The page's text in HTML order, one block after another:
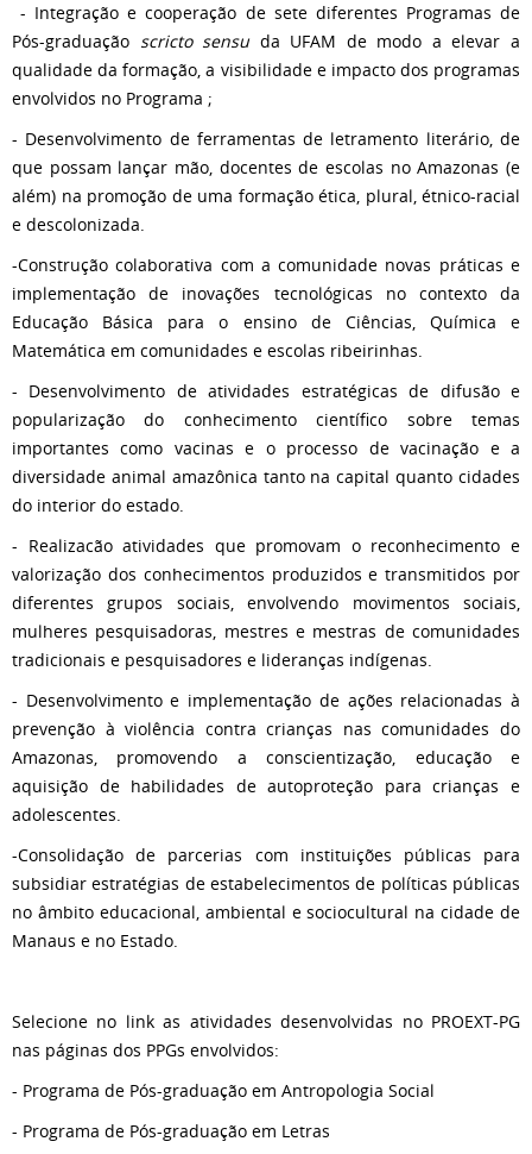
- Integração e cooperação de sete diferentes Programas de
Pós-graduação scricto sensuda UFAM de modo a elevar a
qualidade da formação, a visibilidade e impacto dos programas
envolvidos no Programa ;
- Desenvolvimento de ferramentas de letramento literário, de
que possam lançar mão, docentes de escolas no Amazonas (e
além) na promoção de uma formação ética, plural, étnico-racial
e descolonizada.
-Construção colaborativa com a comunidade novas práticas e
implementação de inovações tecnológicas no contexto da
Educação Básica para o ensino de Ciências, Química e
Matemática em comunidades e escolas ribeirinhas.
- Desenvolvimento de atividades estratégicas de difusão e
popularização do conhecimento científico sobre temas
importantes como vacinas e o processo de vacinação e a
diversidade animal amazônica tanto na capital quanto cidades
do interior do estado.
- Realizacão atividades que promovam o reconhecimento e
valorização dos conhecimentos produzidos e transmitidos por
diferentes grupos sociais, envolvendo movimentos sociais,
mulheres pesquisadoras, mestres e mestras de comunidades
tradicionais e pesquisadores e lideranças indígenas.
- Desenvolvimento e implementação de ações relacionadas à
prevenção à violência contra crianças nas comunidades do
Amazonas, promovendo a conscientização, educação e
aquisição de habilidades de autoproteção para crianças e
adolescentes.
-Consolidação de parcerias com instituições públicas para
subsidiar estratégias de estabelecimentos de políticas públicas
no âmbito educacional, ambiental e sociocultural na cidade de
Manaus e no Estado.
Selecione no link as atividades desenvolvidas no PROEXT-PG
nas páginas dos PPGs envolvidos:
- Programa de Pós-graduação em Antropologia Social
- Programa de Pós-graduação em Letras